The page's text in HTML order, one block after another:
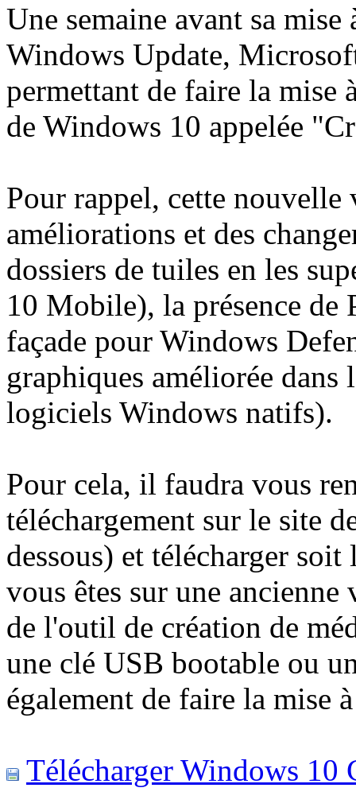
Une semaine avant sa
Windows Update,
permettant de faire la mise
de Windows 10 appelée
Pour rappel, cette
améliorations et des
dossiers de tuiles en les
10 Mobile), la présence de
façade pour Windows
graphiques améliorée
logiciels Windows natifs).
Pour cela, il faudra vous
téléchargement sur le site
dessous) et télécharger
vous êtes sur une
de l'outil de création de
une clé USB bootable ou
également de faire la mise
Télécharger Windows 10